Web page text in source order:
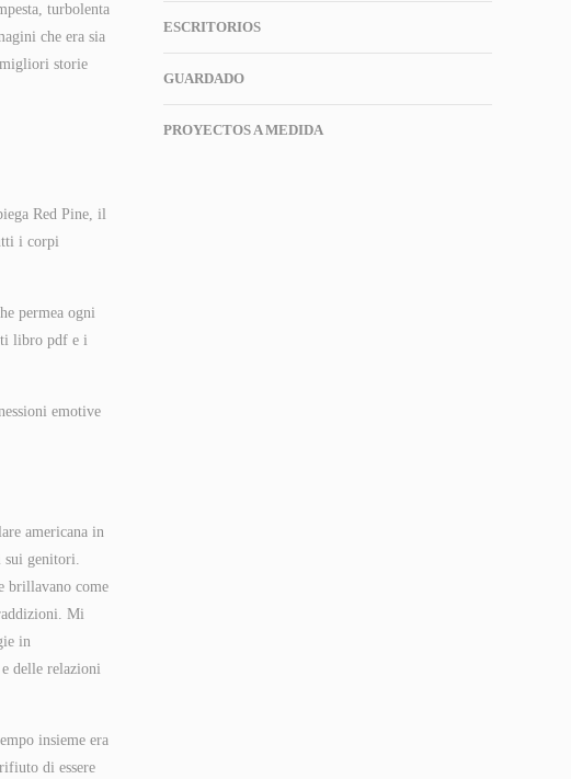
turbolenta
che era sia
storie
Red Pine, il
i corpi
permea ogni
libro pdf e i
emotive
americana in
sui genitori.
brillavano come
Mi
in
delle relazioni
insieme era
di essere
ESCRITORIOS
GUARDADO
PROYECTOS A MEDIDA